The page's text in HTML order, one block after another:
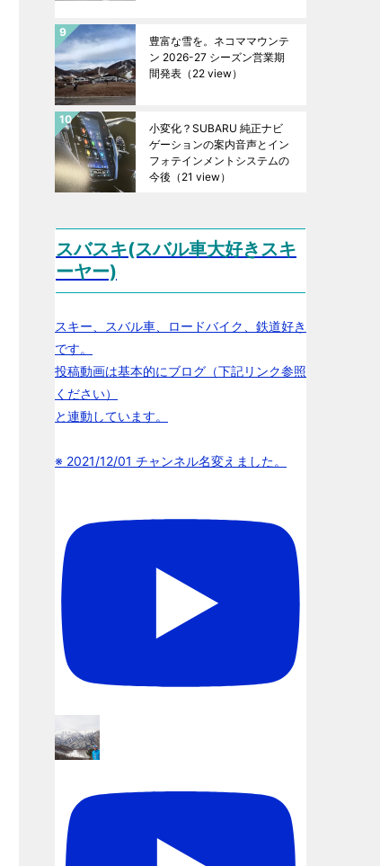
豊富な雪を。ネコママウンテ
ン 2026-27 シーズン営業期
間発表 （22 view）
小変化？SUBARU 純正ナビ
ゲーションの案内音声とイン
フォテインメントシステムの
今後 （21 view）
スバスキ(スバル車大好きスキ
ーヤー)
スキー、スバル車、ロードバイク、鉄道好き
です。
投稿動画は基本的にブログ（下記リンク参照
ください）
と連動しています。
※ 2021/12/01 チャンネル名変えました。